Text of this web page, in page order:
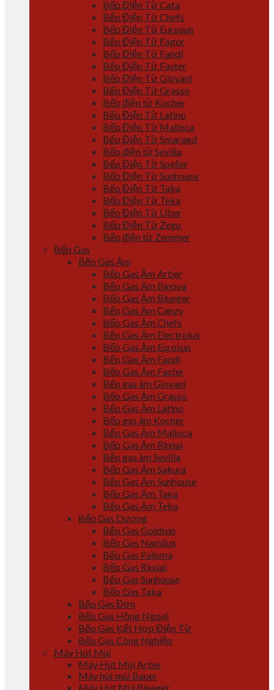
Bếp Điện Từ Cata
Bếp Điện Từ Chefs
Bếp Điện Từ Eurosun
Bếp Điện Từ Fagor
Bếp Điện Từ Fandi
Bếp Điện Từ Faster
Bếp Điện Từ Giovani
Bếp Điện Từ Grasso
Bếp điện từ Kocher
Bếp Điện Từ Latino
Bếp Điện Từ Malloca
Bếp Điện Từ Smaragd
Bếp điện từ Sevilla
Bếp Điện Từ Spelier
Bếp Điện Từ Sunhouse
Bếp Điện Từ Taka
Bếp Điện Từ Teka
Bếp Điện Từ Uber
Bếp Điện Từ Zegu
Bếp điện từ Zemmer
Bếp Gas
Bếp Gas Âm
Bếp Gas Âm Arber
Bếp Gas Âm Binova
Bếp Gas Âm Blueger
Bếp Gas Âm Canzy
Bếp Gas Âm Chefs
Bếp Gas Âm Electrolux
Bếp Gas Âm Eurosun
Bếp Gas Âm Fandi
Bếp Gas Âm Faster
Bếp gas âm Giovani
Bếp Gas Âm Grasso
Bếp Gas Âm Latino
Bếp gas âm Kocher
Bếp Gas Âm Malloca
Bếp Gas Âm Rinnai
Bếp gas âm Sevilla
Bếp Gas Âm Sakura
Bếp Gas Âm Sunhouse
Bếp Gas Âm Taka
Bếp Gas Âm Teka
Bếp Gas Dương
Bếp Gas Goldsun
Bếp Gas Namilux
Bếp Gas Paloma
Bếp Gas Rinnai
Bếp Gas Sunhouse
Bếp Gas Taka
Bếp Gas Đơn
Bếp Gas Hồng Ngoại
Bếp Gas Kết Hợp Điện Từ
Bếp Gas Công Nghiệp
Máy Hút Mùi
Máy Hút Mùi Arber
Máy hút mùi Bauer
Máy Hút Mùi Blueger